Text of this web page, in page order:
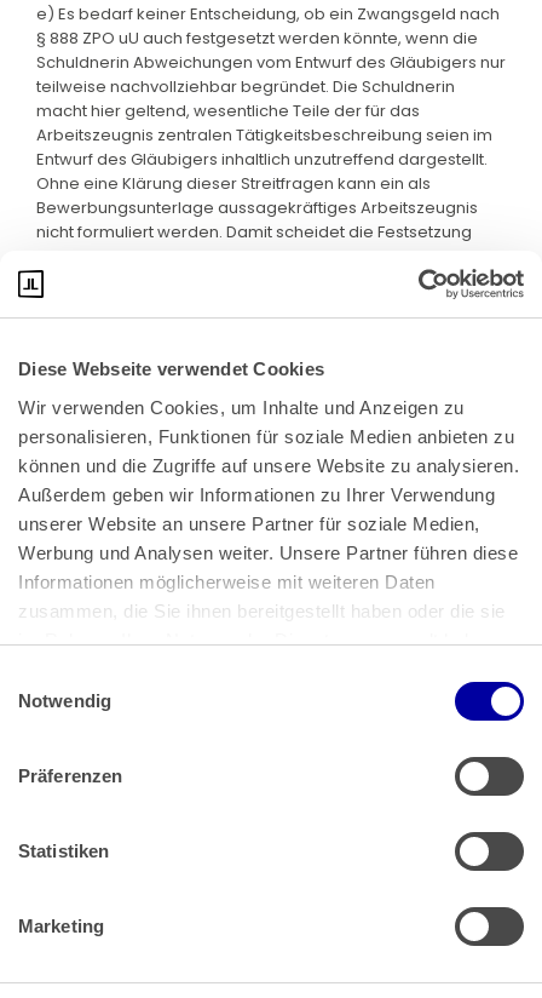
Diese Webseite verwendet Cookies
Wir verwenden Cookies, um Inhalte und Anzeigen zu
personalisieren, Funktionen für soziale Medien anbieten zu
können und die Zugriffe auf unsere Website zu analysieren.
Außerdem geben wir Informationen zu Ihrer Verwendung
unserer Website an unsere Partner für soziale Medien,
Werbung und Analysen weiter. Unsere Partner führen diese
Informationen möglicherweise mit weiteren Daten
zusammen, die Sie ihnen bereitgestellt haben oder die sie
im Rahmen Ihrer Nutzung der Dienste gesammelt haben.
Impressum
Notwendig
Präferenzen
Statistiken
Marketing
e) Es bedarf keiner Entscheidung, ob ein Zwangsgeld nach
§ 888 ZPO uU auch festgesetzt werden könnte, wenn die
Schuldnerin Abweichungen vom Entwurf des Gläubigers nur
teilweise nachvollziehbar begründet. Die Schuldnerin
macht hier geltend, wesentliche Teile der für das
Arbeitszeugnis zentralen Tätigkeitsbeschreibung seien im
Entwurf des Gläubigers inhaltlich unzutreffend dargestellt.
Ohne eine Klärung dieser Streitfragen kann ein als
Bewerbungsunterlage aussagekräftiges Arbeitszeugnis
nicht formuliert werden. Damit scheidet die Festsetzung
Bundeskanzlerplatz 2
53113 Bonn
Pressemitteilungen|AGB
Impressum|Datenschutz
Muster Widerrufsformular (PDF)
Barrierefreiheit